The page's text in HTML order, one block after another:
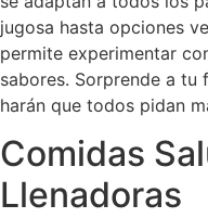
jugosa hasta opciones
permite experimentar
sabores. Sorprende a
harán que todos pidan
Comidas
Llenadoras